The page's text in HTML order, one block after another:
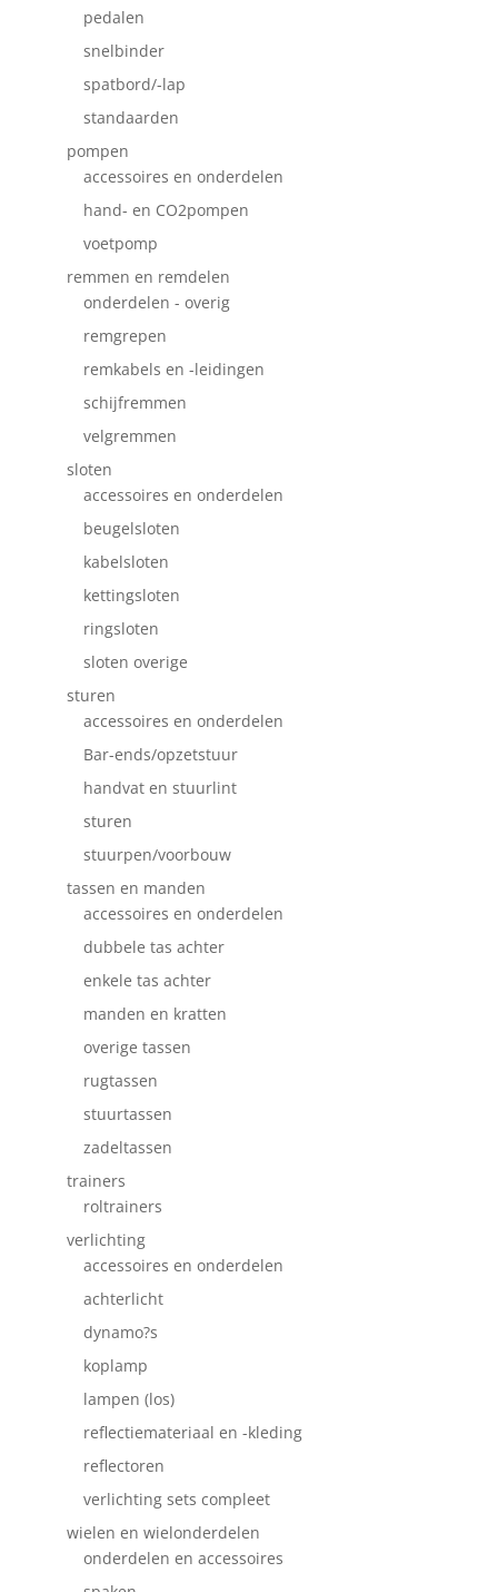
pedalen
snelbinder
spatbord/-lap
standaarden
pompen
accessoires en onderdelen
hand- en CO2pompen
voetpomp
remmen en remdelen
onderdelen - overig
remgrepen
remkabels en -leidingen
schijfremmen
velgremmen
sloten
accessoires en onderdelen
beugelsloten
kabelsloten
kettingsloten
ringsloten
sloten overige
sturen
accessoires en onderdelen
Bar-ends/opzetstuur
handvat en stuurlint
sturen
stuurpen/voorbouw
tassen en manden
accessoires en onderdelen
dubbele tas achter
enkele tas achter
manden en kratten
overige tassen
rugtassen
stuurtassen
zadeltassen
trainers
roltrainers
verlichting
accessoires en onderdelen
achterlicht
dynamo?s
koplamp
lampen (los)
reflectiemateriaal en -kleding
reflectoren
verlichting sets compleet
wielen en wielonderdelen
onderdelen en accessoires